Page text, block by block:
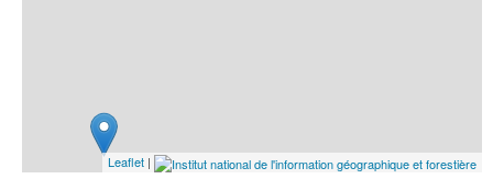
Leaflet |